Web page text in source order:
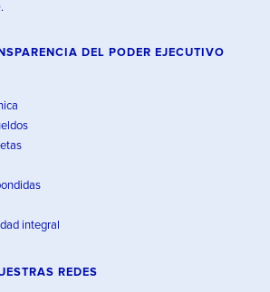
DEL PODER EJECUTIVO
integral
REDES